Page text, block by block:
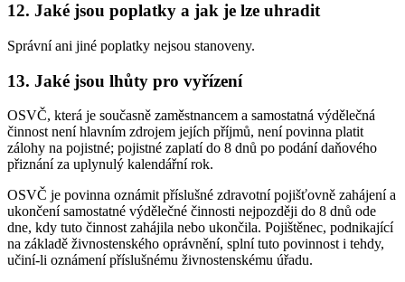
12. Jaké jsou poplatky a jak je lze uhradit
Správní ani jiné poplatky nejsou stanoveny.
13. Jaké jsou lhůty pro vyřízení
OSVČ, která je současně zaměstnancem a samostatná výdělečná
činnost není hlavním zdrojem jejích příjmů, není povinna platit
zálohy na pojistné; pojistné zaplatí do 8 dnů po podání daňového
přiznání za uplynulý kalendářní rok.
OSVČ je povinna oznámit příslušné zdravotní pojišťovně zahájení a
ukončení samostatné výdělečné činnosti nejpozději do 8 dnů ode
dne, kdy tuto činnost zahájila nebo ukončila. Pojištěnec, podnikající
na základě živnostenského oprávnění, splní tuto povinnost i tehdy,
učiní-li oznámení příslušnému živnostenskému úřadu.